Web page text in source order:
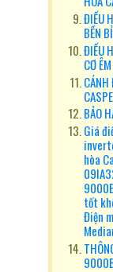
ĐIỀU
BỀN BỈ
ĐIỀU
CƠ
CÁNH
BẢO
Giá
hòa
tốt
Điện